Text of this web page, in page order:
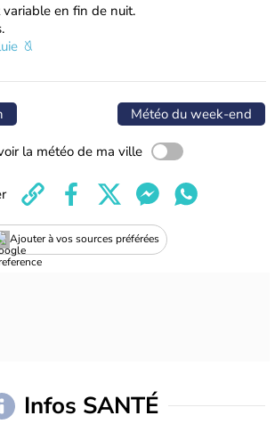
en fin de nuit.
Météo du week-end
la météo de ma ville
Ajouter à vos sources préférées
Infos SANTÉ